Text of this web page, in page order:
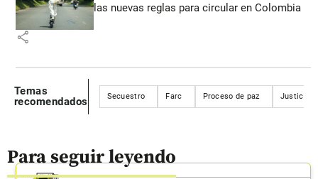
las nuevas reglas para circular en Colombia
share
Temas
recomendados
Secuestro Farc Proceso de paz Justicia
Para seguir leyendo